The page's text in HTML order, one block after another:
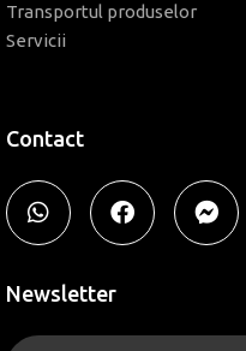
Transportul produselor
Servicii
Contact
Newsletter